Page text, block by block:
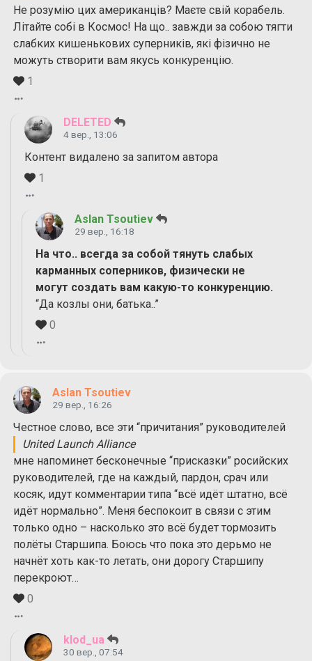
Не розумію цих американців? Маєте свій корабель.
Літайте собі в Космос! На що.. завжди за собою тягти
слабких кишенькових суперників, які фізично не
можуть створити вам якусь конкуренцію.
1
DELETED
4 вер., 13:06
Контент видалено за запитом автора
1
Aslan Tsoutiev
29 вер., 16:18
На что.. всегда за собой тянуть слабых
карманных соперников, физически не
могут создать вам какую-то конкуренцию.
“Да козлы они, батька..”
0
Aslan Tsoutiev
29 вер., 16:26
Честное слово, все эти “причитания” руководителей
United Launch Alliance
мне напоминет бесконечные “присказки” росийских
руководителей, где на каждый, пардон, срач или
косяк, идут комментарии типа “всё идёт штатно, всё
идёт нормально”. Меня беспокоит в связи с этим
только одно – насколько это всё будет тормозить
полёты Старшипа. Боюсь что пока это дерьмо не
начнёт хоть как-то летать, они дорогу Старшипу
перекроют…
0
klod_ua
30 вер., 07:54